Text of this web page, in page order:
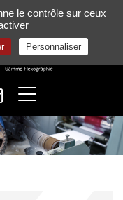
le contrôle sur ceux
Personnaliser